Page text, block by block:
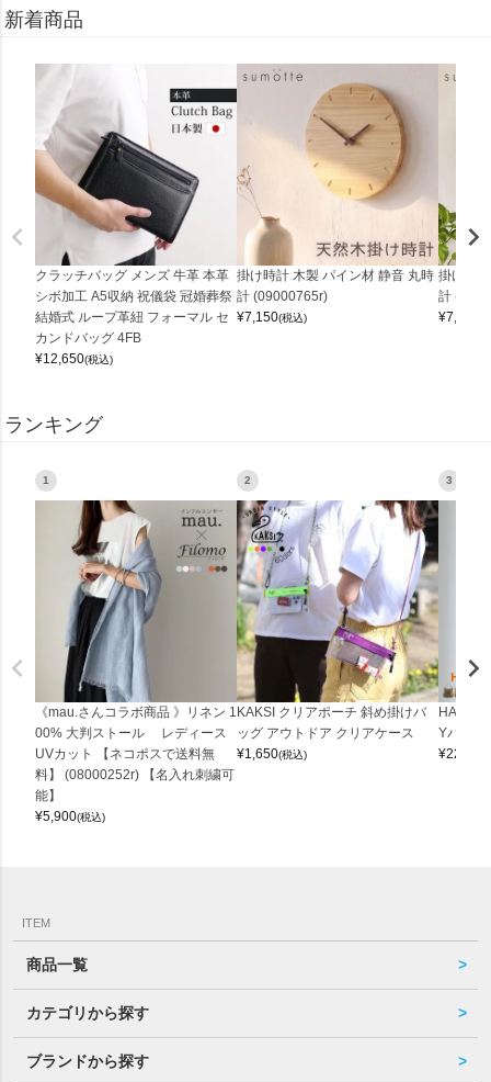
新着商品
クラッチバッグ メンズ 牛革 本革
シボ加工 A5収納 祝儀袋 冠婚葬祭
結婚式 ループ革紐 フォーマル セ
カンドバッグ 4FB
¥12,650(税込)
掛け時計 木製 パイン材 静音 丸時
計 (09000765r)
¥7,150(税込)
掛け時
計
¥7,150
ランキング
1
《mau.さんコラボ商品 》リネン 1
00% 大判ストール レディース
UVカット 【ネコポスで送料無
料】 (08000252r) 【名入れ刺繍可
能】
¥5,900(税込)
2
KAKSI クリアポーチ 斜め掛けバ
ッグ アウトドア クリアケース
¥1,650(税込)
3
Yバッグ
¥22,000
ITEM
商品一覧
カテゴリから探す
ブランドから探す